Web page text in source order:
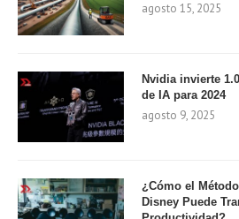
agosto 15, 2025
Nvidia invierte
de IA para 2024
agosto 9, 2025
¿Cómo el
Disney Puede